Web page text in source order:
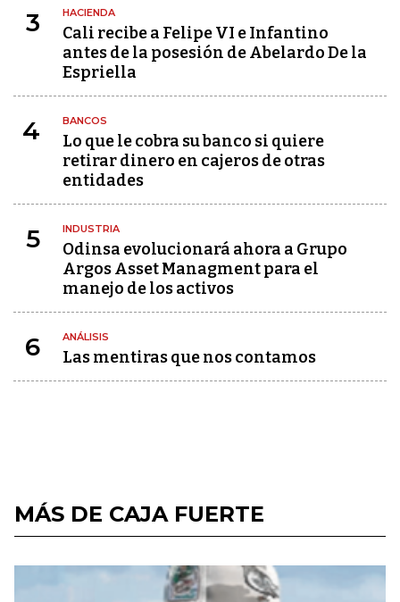
3 HACIENDA
Cali recibe a Felipe VI e Infantino
antes de la posesión de Abelardo De la
Espriella
4 BANCOS
Lo que le cobra su banco si quiere
retirar dinero en cajeros de otras
entidades
5 INDUSTRIA
Odinsa evolucionará ahora a Grupo
Argos Asset Managment para el
manejo de los activos
6 ANÁLISIS
Las mentiras que nos contamos
MÁS DE CAJA FUERTE